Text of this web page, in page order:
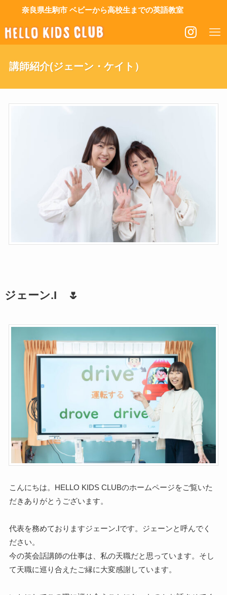
奈良県生駒市 ベビーから高校生までの英語教室
講師紹介(ジェーン・ケイト）
ジェーン.I 🌷
こんにちは。HELLO KIDS CLUBのホームページをご覧いた
だきありがとうございます。
代表を務めておりますジェーン.Iです。ジェーンと呼んでく
ださい。
今の英会話講師の仕事は、私の天職だと思っています。そし
て天職に巡り合えたご縁に大変感謝しています。